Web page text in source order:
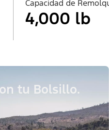
Capacidad de
4,000 lb
tu Bolsillo.